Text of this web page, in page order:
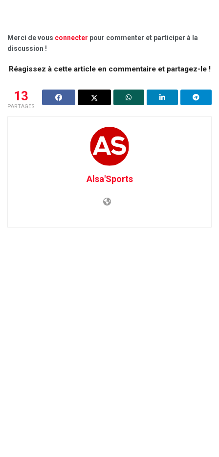
Merci de vous connecter pour commenter et participer à la
discussion !
Réagissez à cette article en commentaire et partagez-le !
13
PARTAGES
Alsa'Sports